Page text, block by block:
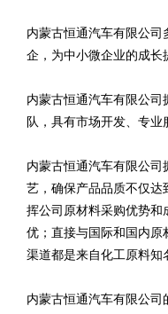
内蒙古恒通汽车有限公
企，为中小微企业的成长
内蒙古恒通汽车有限公司
队，具有市场开发、专业
内蒙古恒通汽车有限公
艺，确保产品品质不仅达
挥公司原材料采购优势和
优；直接与国际和国内原
渠道都是来自化工原料知
内蒙古恒通汽车有限公司